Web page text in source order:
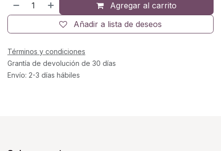
Agregar al carrito
Añadir a lista de deseos
Términos y condiciones
Grantía de devolución de 30 días
Envío: 2-3 días hábiles